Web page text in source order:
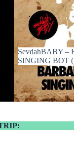
SevdahBABY –
SINGING BOT